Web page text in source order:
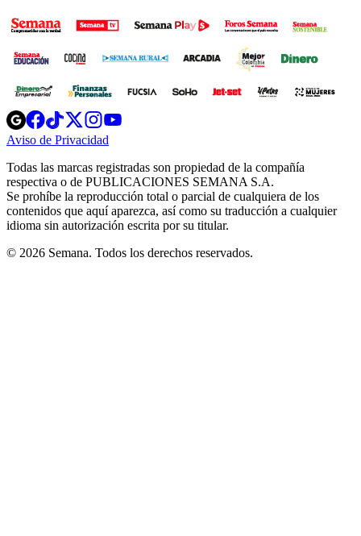
Opens
in
new
Opens
in
new
Opens
in
new
window
Opens
new
windowwindow
Aviso de Privacidad
new
window
Todas las marcas registradas son propiedad de la compañía
respectiva o de PUBLICACIONES SEMANA S.A.
Se prohíbe la reproducción total o parcial de cualquiera de los
contenidos que aquí aparezca, así como su traducción a cualquier
idioma sin autorización escrita por su titular.
© 2026 Semana. Todos los derechos reservados.